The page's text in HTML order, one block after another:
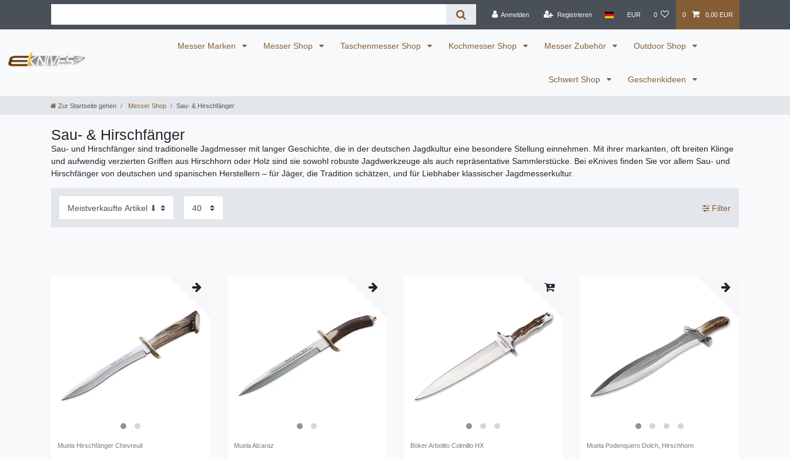
Anmelden Registrieren EUR 0 0 0,00 EUR
Messer Marken Messer Shop Taschenmesser Shop Kochmesser Shop Messer Zubehör Outdoor Shop
Schwert Shop Geschenkideen
Zur Startseite gehen Messer Shop Sau- & Hirschfänger
Sau- & Hirschfänger
Sau- und Hirschfänger sind traditionelle Jagdmesser mit langer Geschichte, die in der deutschen Jagdkultur eine besondere Stellung einnehmen. Mit ihrer markanten, oft breiten Klinge
und aufwendig verzierten Griffen aus Hirschhorn oder Holz sind sie sowohl robuste Jagdwerkzeuge als auch repräsentative Sammlerstücke. Bei eKnives finden Sie vor allem Sau- und
Hirschfänger von deutschen und spanischen Herstellern – für Jäger, die Tradition schätzen, und für Liebhaber klassischer Jagdmesserkultur.
Filter
Muela Hirschfänger Chevreuil Muela Alcaraz Böker Arbolito Colmillo HX Muela Podenquero Dolch, Hirschhorn